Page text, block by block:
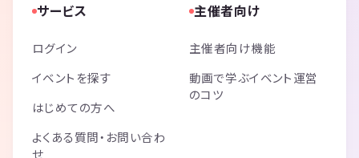
サービス
ログイン
イベントを探す
はじめての方へ
よくある質問・お問い合わ
せ
主催者向け
主催者向け機能
動画で学ぶイベント運営
のコツ